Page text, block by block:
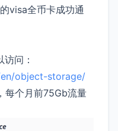
visa全币卡成功通
问：
object-storage/
每个月前75Gb流量